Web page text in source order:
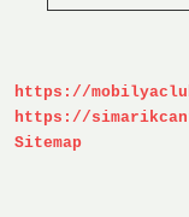
https://
https://
Sitemap